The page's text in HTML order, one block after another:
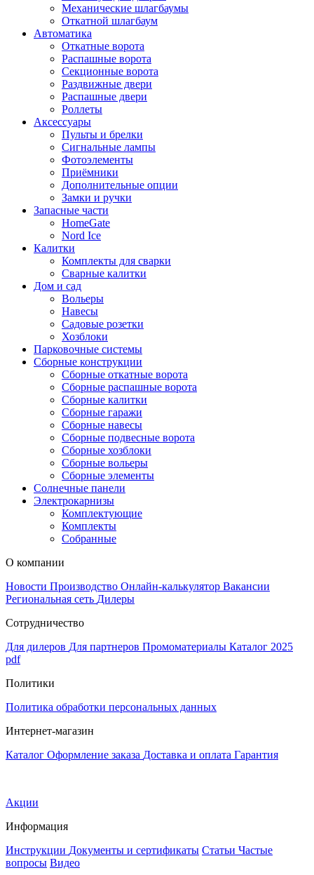
Механические шлагбаумы
Откатной шлагбаум
Автоматика
Откатные ворота
Распашные ворота
Секционные ворота
Раздвижные двери
Распашные двери
Роллеты
Аксессуары
Пульты и брелки
Сигнальные лампы
Фотоэлементы
Приёмники
Дополнительные опции
Замки и ручки
Запасные части
HomeGate
Nord Ice
Калитки
Комплекты для сварки
Сварные калитки
Дом и сад
Вольеры
Навесы
Садовые розетки
Хозблоки
Парковочные системы
Сборные конструкции
Сборные откатные ворота
Сборные распашные ворота
Сборные калитки
Сборные гаражи
Сборные навесы
Сборные подвесные ворота
Сборные хозблоки
Сборные вольеры
Сборные элементы
Солнечные панели
Электрокарнизы
Комплектующие
Комплекты
Собранные
О компании
Новости Производство Онлайн-калькулятор Вакансии
Региональная сеть Дилеры
Сотрудничество
Для дилеров Для партнеров Промоматериалы Каталог 2025
pdf
Политики
Политика обработки персональных данных
Интернет-магазин
Каталог Оформление заказа Доставка и оплата Гарантия
Акции
Информация
Инструкции Документы и сертификаты Статьи Частые
вопросы Видео